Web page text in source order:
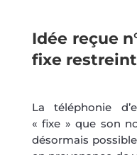
Idée reçue
fixe
La téléphonie
« fixe » que son
désormais